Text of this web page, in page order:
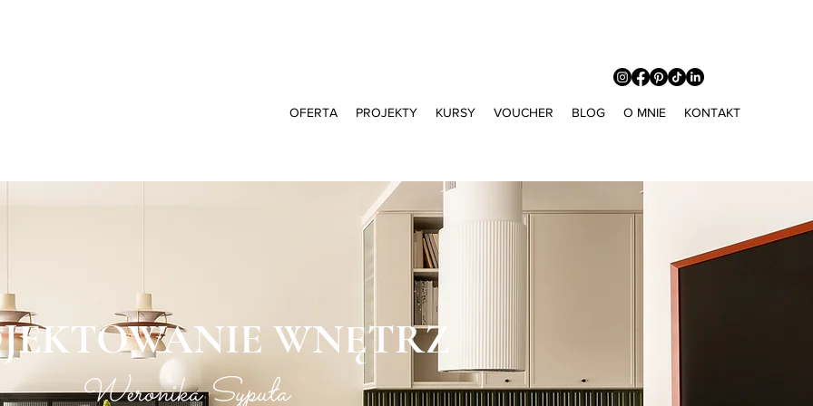
OFERTA PROJEKTY KURSY VOUCHER BLOG O MNIE KONTAKT
WNĘTRZ
Weronika Sypuła